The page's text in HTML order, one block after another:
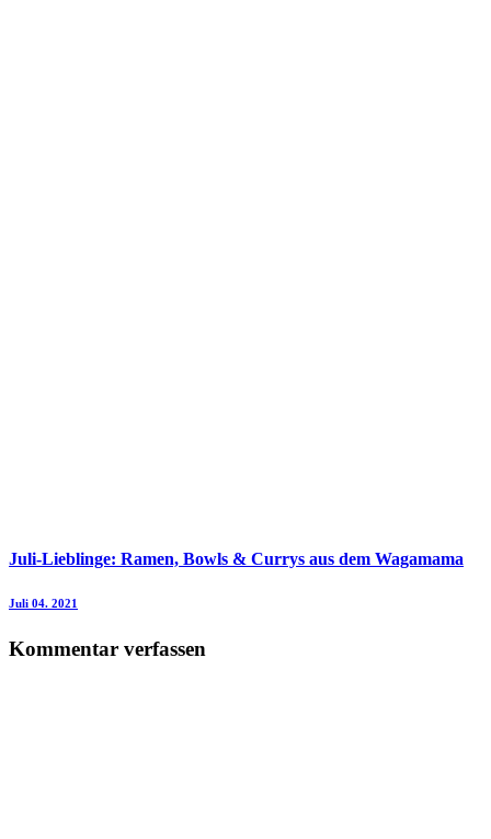
Juli-Lieblinge: Ramen, Bowls & Currys aus dem Wagamama
Juli 04. 2021
Kommentar verfassen